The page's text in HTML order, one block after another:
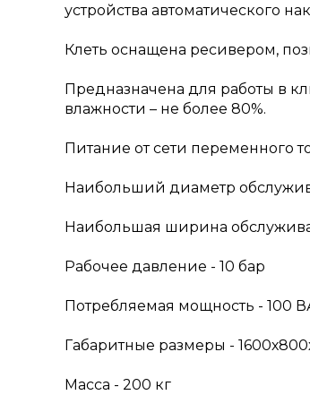
устройства автоматического
Клеть оснащена ресивером,
Предназначена для работы в
влажности – не более 80%.
Питание от сети переменного
Наибольший диаметр
Наибольшая ширина
Рабочее давление - 10 бар
Потребляемая мощность - 100
Габаритные размеры -
Масса - 200 кг